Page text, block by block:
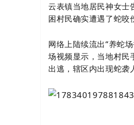
寨柬
云表镇当地居民神女士
困村民确实遭遇了蛇咬
网络上陆续流出“养蛇
场视频显示，当地村民
出逃，辖区内出现蛇袭